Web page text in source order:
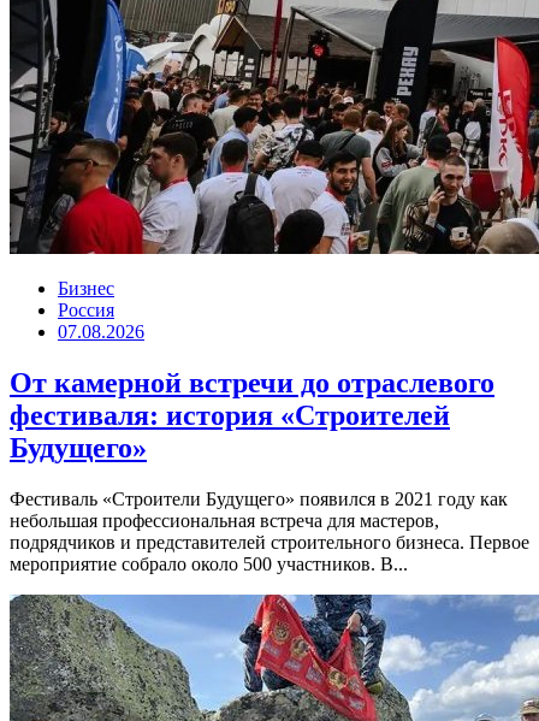
Бизнес
Россия
07.08.2026
От камерной встречи до отраслевого
фестиваля: история «Строителей
Будущего»
Фестиваль «Строители Будущего» появился в 2021 году как
небольшая профессиональная встреча для мастеров,
подрядчиков и представителей строительного бизнеса. Первое
мероприятие собрало около 500 участников. В...